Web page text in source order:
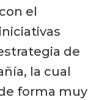
el
de
la cual
forma muy